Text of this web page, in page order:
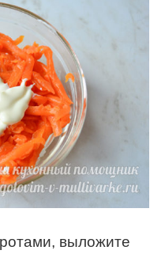
выложите